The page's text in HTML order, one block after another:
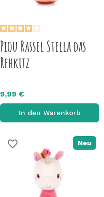
Piou Rassel Stella das
Rehkitz
9,99 €
In den Warenkorb
Neu
favorite_border